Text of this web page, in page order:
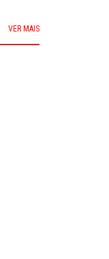
VER MAIS